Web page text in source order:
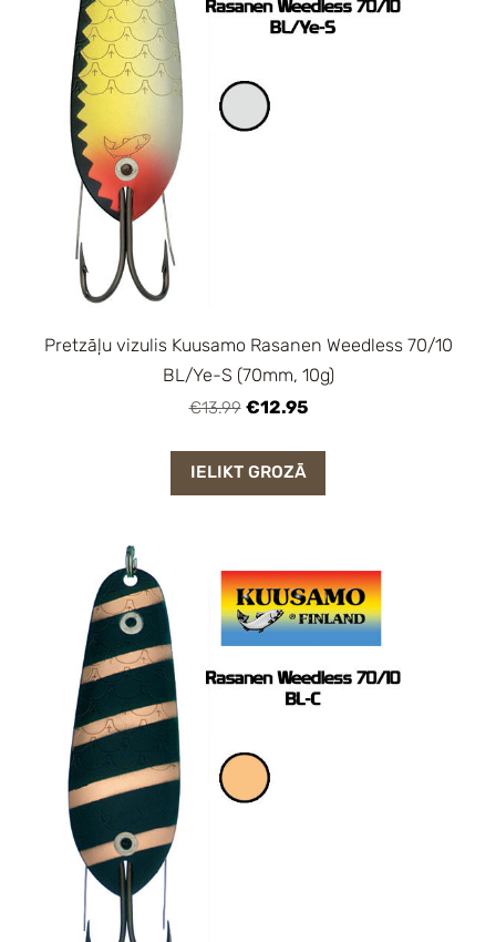
Pretzāļu vizulis Kuusamo Rasanen Weedless 70/10
BL/Ye-S (70mm, 10g)
€13.99 €12.95
IELIKT GROZĀ